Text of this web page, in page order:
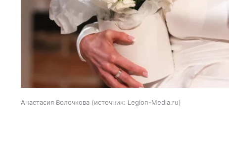
Анастасия Волочкова источник: Legion-Media.ru